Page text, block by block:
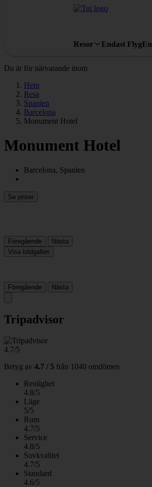
Resor Endast Flyg
Du är för närvarande inom
Hem
Resa
Spanien
Barcelona
Monument Hotel
Monument Hotel
Barcelona, Spanien
Se priser
Föregående
Nästa
Visa bildgalleri
Föregående Nästa
Tripadvisor
4.7/5
Betyg av 4.7 / 5 från 1040 omdömen
Renlighet
4.8/5
Läge
5/5
Rum
4.7/5
Service
4.8/5
Sovkvalitet
4.7/5
Standard
4.6/5